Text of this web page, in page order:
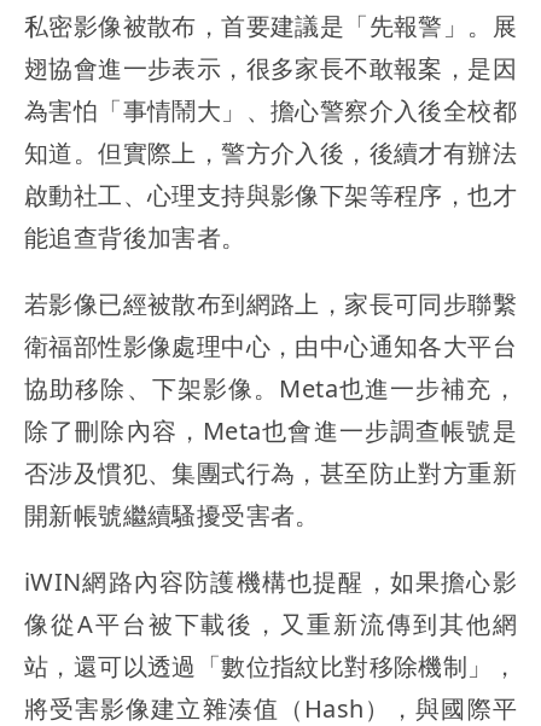
私密影像被散布，首要建議是「先報警」。展
翅協會進一步表示，很多家長不敢報案，是因
為害怕「事情鬧大」、擔心警察介入後全校都
知道。但實際上，警方介入後，後續才有辦法
啟動社工、心理支持與影像下架等程序，也才
能追查背後加害者。
若影像已經被散布到網路上，家長可同步聯繫
衛福部性影像處理中心，由中心通知各大平台
協助移除、下架影像。Meta也進一步補充，
除了刪除內容，Meta也會進一步調查帳號是
否涉及慣犯、集團式行為，甚至防止對方重新
開新帳號繼續騷擾受害者。
iWIN網路內容防護機構也提醒，如果擔心影
像從A平台被下載後，又重新流傳到其他網
站，還可以透過「數位指紋比對移除機制」，
將受害影像建立雜湊值（Hash），與國際平